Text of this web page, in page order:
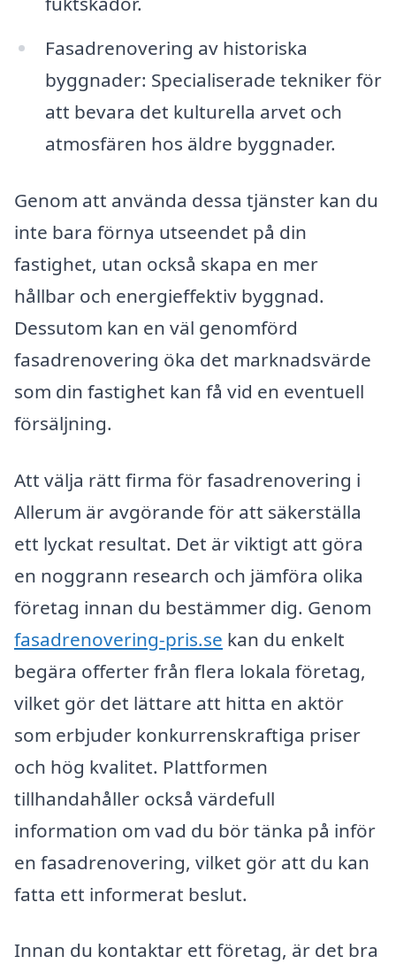
Fasadrenovering av historiska
byggnader: Specialiserade tekniker för
att bevara det kulturella arvet och
atmosfären hos äldre byggnader.
Genom att använda dessa tjänster kan du
inte bara förnya utseendet på din
fastighet, utan också skapa en mer
hållbar och energieffektiv byggnad.
Dessutom kan en väl genomförd
fasadrenovering öka det marknadsvärde
som din fastighet kan få vid en eventuell
försäljning.
Att välja rätt firma för fasadrenovering i
Allerum är avgörande för att säkerställa
ett lyckat resultat. Det är viktigt att göra
en noggrann research och jämföra olika
företag innan du bestämmer dig. Genom
fasadrenovering-pris.se kan du enkelt
begära offerter från flera lokala företag,
vilket gör det lättare att hitta en aktör
som erbjuder konkurrenskraftiga priser
och hög kvalitet. Plattformen
tillhandahåller också värdefull
information om vad du bör tänka på inför
en fasadrenovering, vilket gör att du kan
fatta ett informerat beslut.
Innan du kontaktar ett företag, är det bra